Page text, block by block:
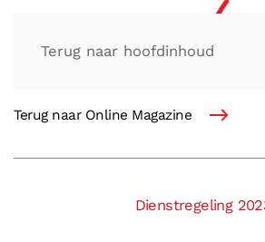
Terug naar hoofdinhoud
Terug naar Online Magazine
Dienstregeling